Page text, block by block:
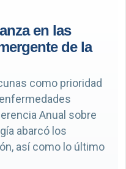
en las
de la
como prioridad
Anual sobre
abarcó los
así como lo último